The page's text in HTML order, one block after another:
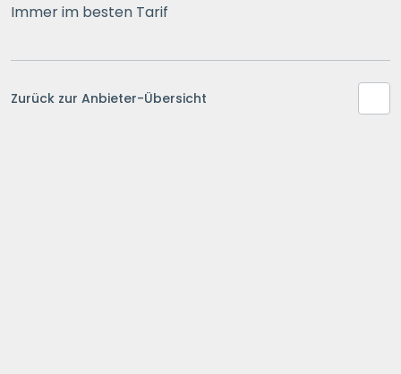
Immer im besten Tarif
Zurück zur Anbieter-Übersicht